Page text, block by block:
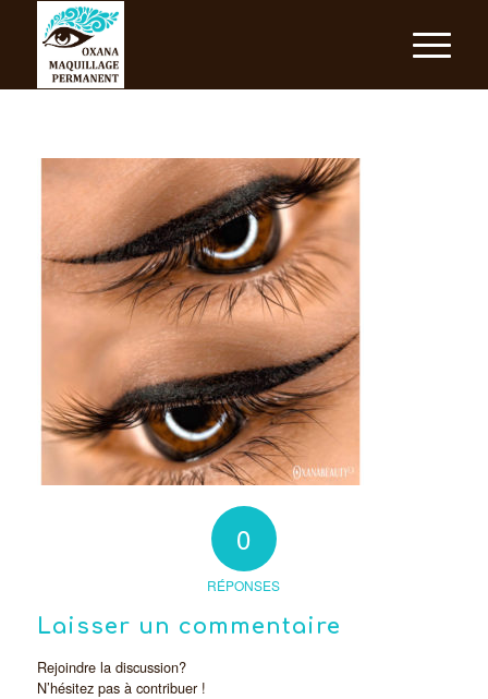
0
RÉPONSES
Laisser un commentaire
Rejoindre la discussion?
N’hésitez pas à contribuer !